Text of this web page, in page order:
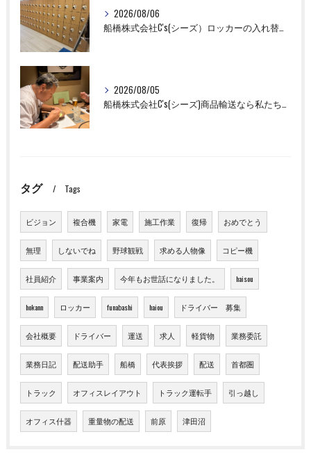
2026/08/06
船橋株式会社C's(シーズ）ロッカーの入れ替え作業も全国対応お任せ下さい！
2026/08/05
船橋株式会社C's(シーズ)商品輸送なら私たちにお任せください！お取引先様との交流を深めました！
タグ Tags
ビジョン 複合機 家電 施工作業 復帰 おめでとう
無理 しないでね 野球観戦 求める人物像 コピー機
社員紹介 事業案内 今年もお世話になりました。 haisou
hokann ロッカー funabashi haiou ドライバー 募集
会社概要 ドライバー 運送 求人 軽貨物 業務委託
業務日記 配送助手 船橋 代表挨拶 配送 首都圏
トラック オフィスレイアウト トラック運転手 引っ越し
オフィス什器 重量物の配送 前原 津田沼